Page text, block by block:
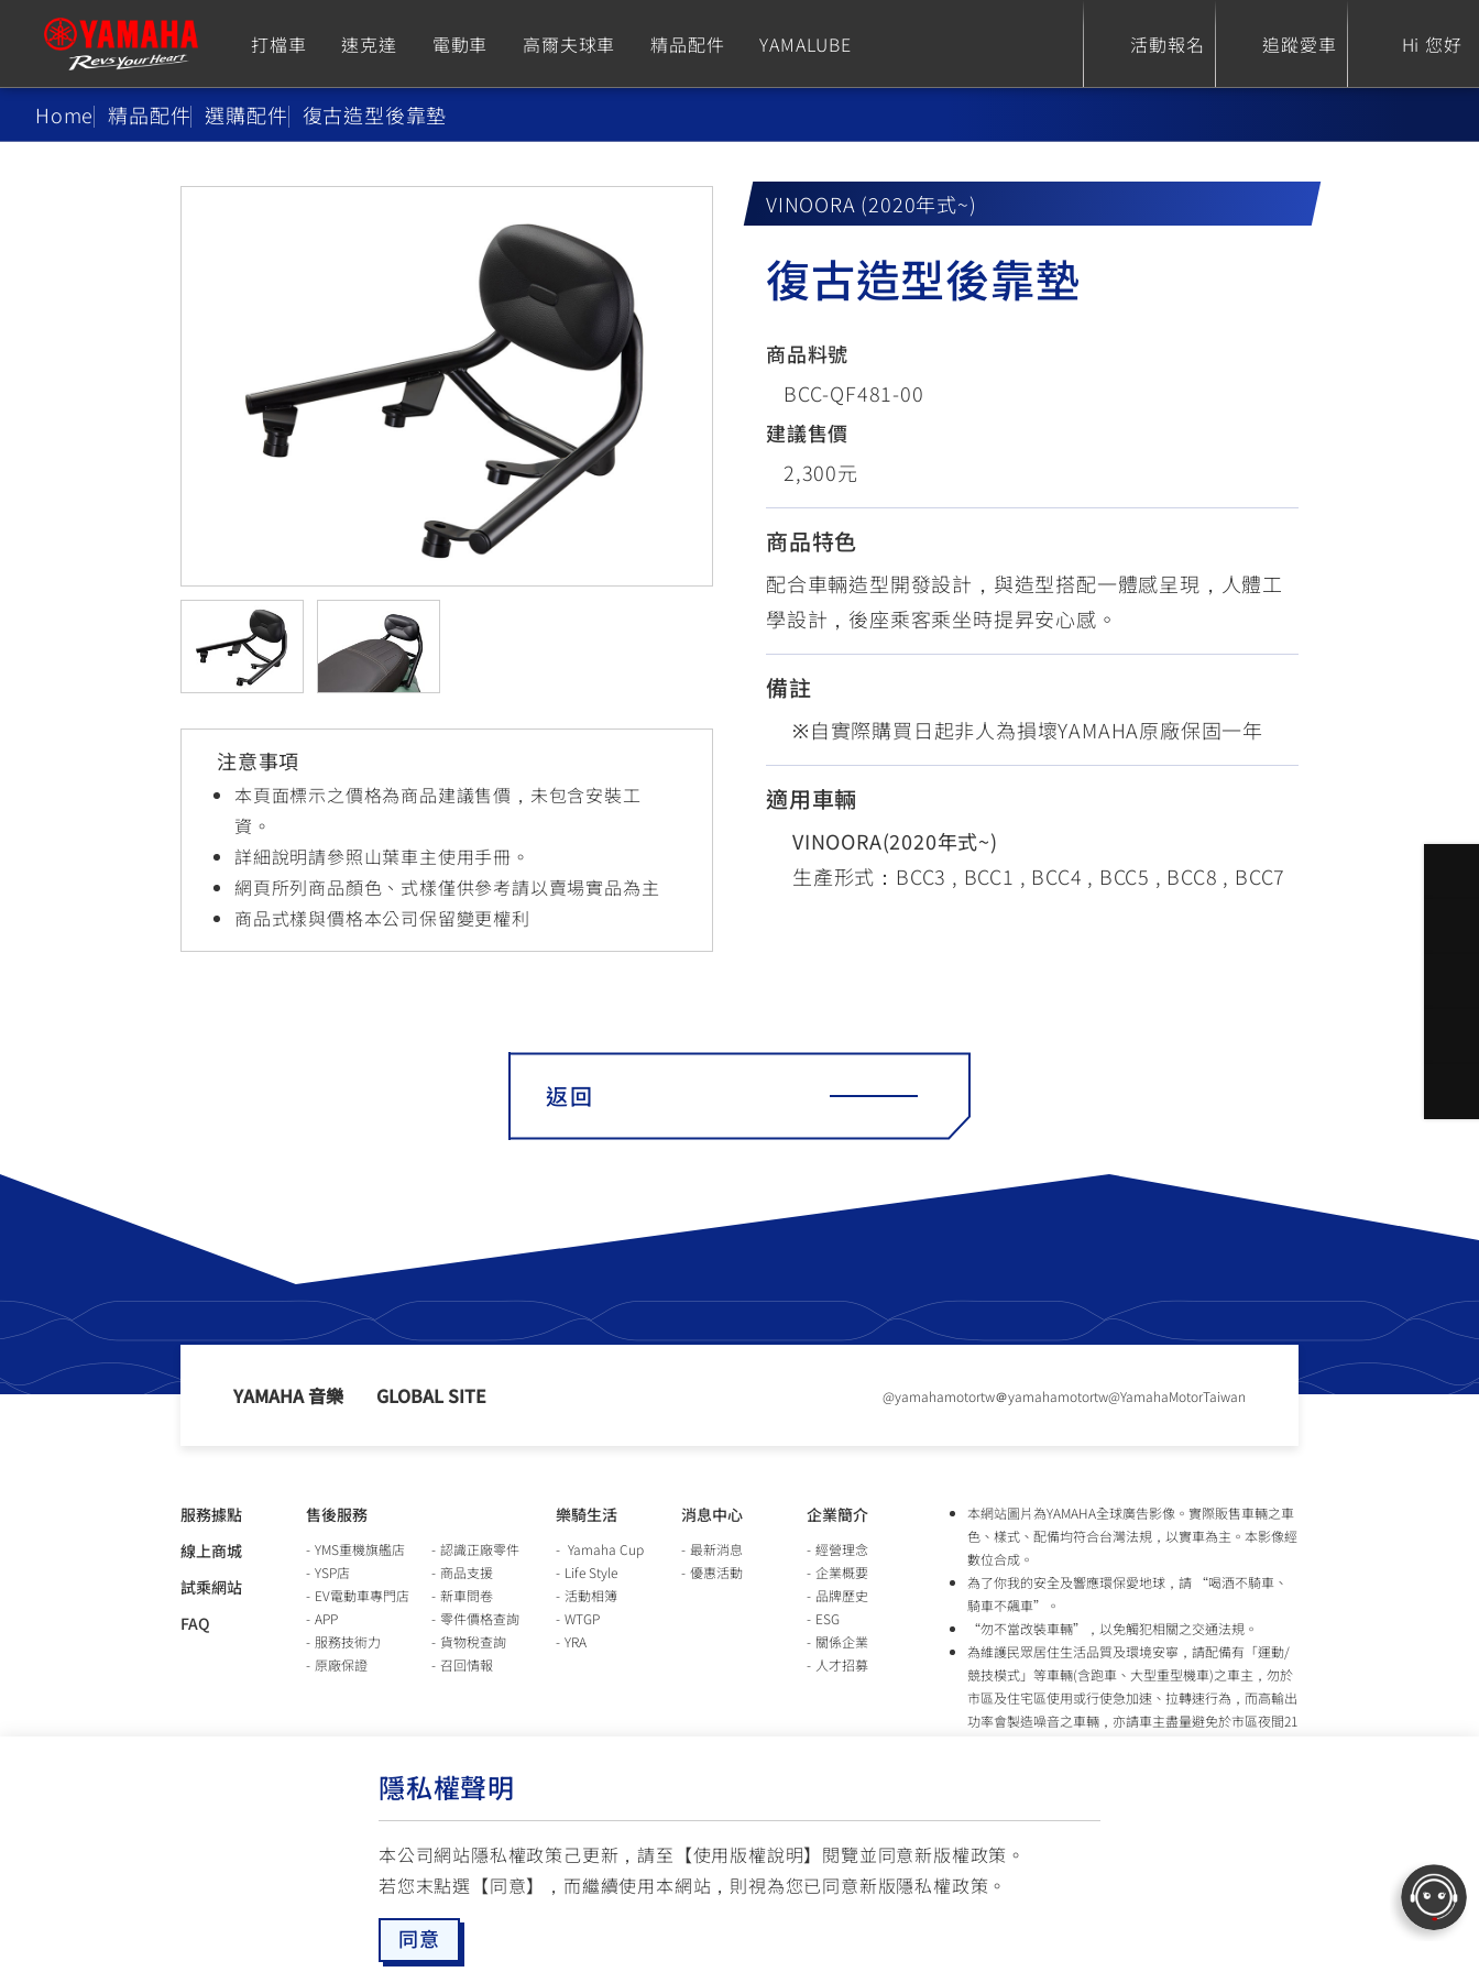
隱私權聲明
本公司網站隱私權政策己更新，請至【使用版權說明】閱覽並同意新版權政策。
若您末點選【同意】，而繼續使用本網站，則視為您已同意新版隱私權政策。
同意
打檔車 速克達 電動車 高爾夫球車 精品配件 YAMALUBE 活動報名 追蹤愛車 Hi 您好
Hyper Naked Sport Heritage
YZF-R7
550+
YZF-R15
150
MT-09 Y-AMT
550+
MT-09
550+
MT-07 Y-AMT
550+
MT-07
MT-15 FZ-X
Sport Fashion Adventure Family
XMAX
251~549
AUGUR
150
CYGNUS XR
150
CYGNUS X
125
FORCE 2.0
150
BW'S
125
2.5 kw
追蹤愛車
我的愛車 瀏覽紀錄
Home 精品配件 選購配件 復古造型後靠墊
注意事項
本頁面標示之價格為商品建議售價，未包含安裝工
資。
詳細說明請參照山葉車主使用手冊。
網頁所列商品顏色、式樣僅供參考請以賣場實品為主
商品式樣與價格本公司保留變更權利
VINOORA (2020年式~)
復古造型後靠墊
商品料號
BCC-QF481-00
建議售價
2,300元
商品特色
配合車輛造型開發設計，與造型搭配一體感呈現，人體工
學設計，後座乘客乘坐時提昇安心感。
備註
※自實際購買日起非人為損壞YAMAHA原廠保固一年
適用車輛
VINOORA(2020年式~)
生產形式：BCC3 , BCC1 , BCC4 , BCC5 , BCC8 , BCC7
返回
YAMAHA 音樂 GLOBAL SITE @yamahamotortw＠yamahamotortw@YamahaMotorTaiwan
服務據點
線上商城
試乘網站
FAQ
售後服務
YMS重機旗艦店
YSP店
EV電動車專門店
APP
服務技術力
原廠保證
認識正廠零件
商品支援
新車問卷
零件價格查詢
貨物稅查詢
召回情報
樂騎生活
Yamaha Cup
Life Style
活動相簿
WTGP
YRA
消息中心
最新消息
優惠活動
企業簡介
經營理念
企業概要
品牌歷史
ESG
關係企業
人才招募
本網站圖片為YAMAHA全球廣告影像。實際販售車輛之車
色、樣式、配備均符合台灣法規，以實車為主。本影像經
數位合成。
為了你我的安全及響應環保愛地球，請 “喝酒不騎車、
騎車不飆車”。
“勿不當改裝車輛”，以免觸犯相關之交通法規。
為維護民眾居住生活品質及環境安寧，請配備有「運動/
競技模式」等車輛(含跑車、大型重型機車)之車主，勿於
市區及住宅區使用或行使急加速、拉轉速行為，而高輸出
功率會製造噪音之車輛，亦請車主盡量避免於市區夜間21
交通安全入口網
☏ 免付費客服專線: 0800-631-680 ✉ 聯繫客服
每週一 ~ 五 08:00~12:10 / 13:00~16:40(國定假日與公司假日除外)